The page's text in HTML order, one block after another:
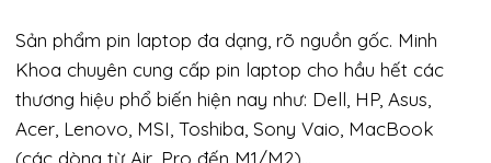
Sản phẩm pin laptop đa dạng, rõ nguồn gốc. Minh
Khoa chuyên cung cấp pin laptop cho hầu hết các
thương hiệu phổ biến hiện nay như: Dell, HP, Asus,
Acer, Lenovo, MSI, Toshiba, Sony Vaio, MacBook
(các dòng từ Air, Pro đến M1/M2)…